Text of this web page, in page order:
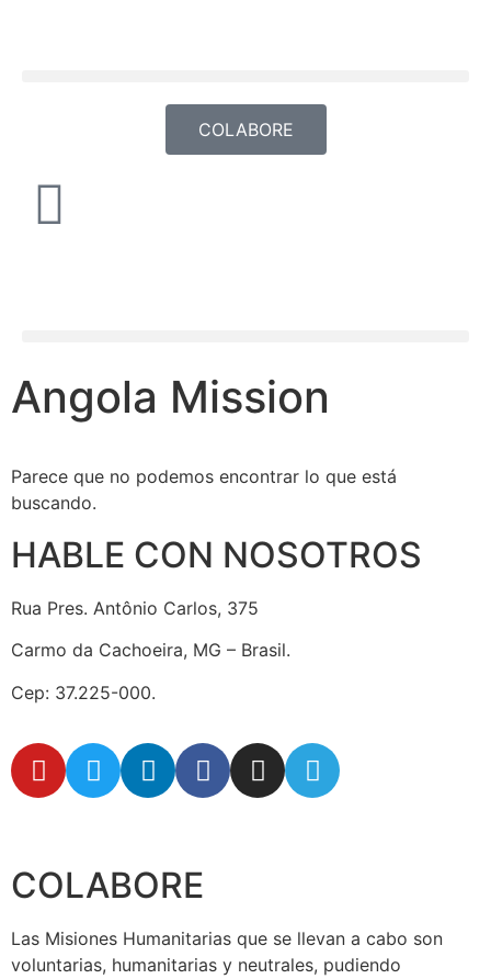
COLABORE
Angola Mission
Parece que no podemos encontrar lo que está
buscando.
HABLE CON NOSOTROS
Rua Pres. Antônio Carlos, 375
Carmo da Cachoeira, MG – Brasil.
Cep: 37.225-000.
COLABORE
Las Misiones Humanitarias que se llevan a cabo son
voluntarias, humanitarias y neutrales, pudiendo